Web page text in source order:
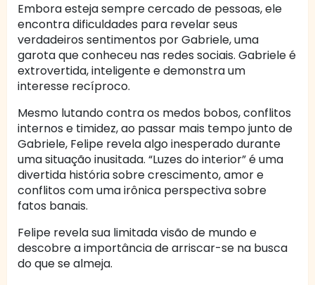
Embora esteja sempre cercado de pessoas, ele
encontra dificuldades para revelar seus
verdadeiros sentimentos por Gabriele, uma
garota que conheceu nas redes sociais. Gabriele é
extrovertida, inteligente e demonstra um
interesse recíproco.
Mesmo lutando contra os medos bobos, conflitos
internos e timidez, ao passar mais tempo junto de
Gabriele, Felipe revela algo inesperado durante
uma situação inusitada. “Luzes do interior” é uma
divertida história sobre crescimento, amor e
conflitos com uma irônica perspectiva sobre
fatos banais.
Felipe revela sua limitada visão de mundo e
descobre a importância de arriscar-se na busca
do que se almeja.